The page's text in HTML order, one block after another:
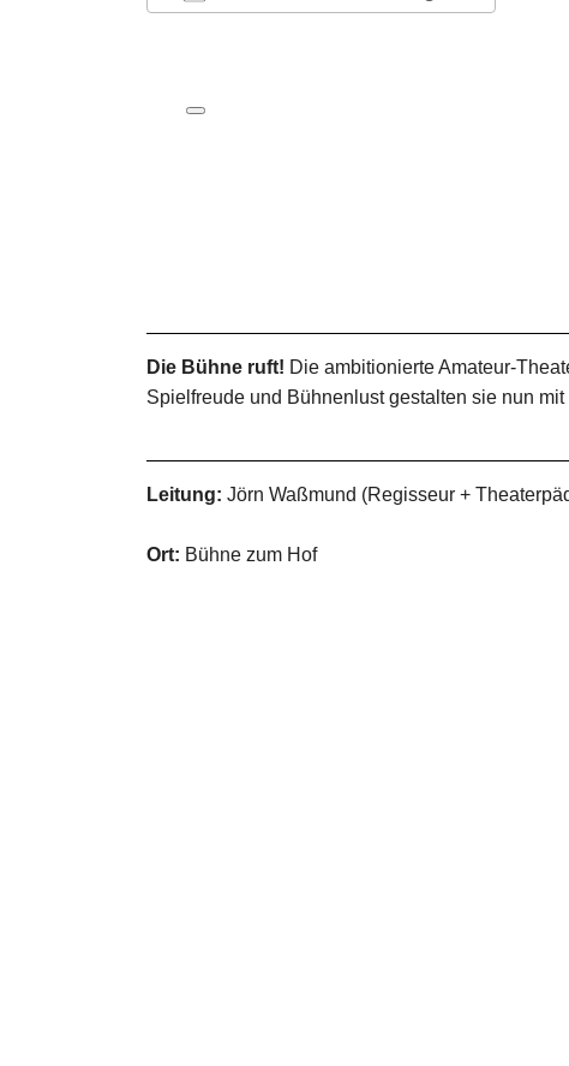
Die Bühne ruft! Die ambitionierte Amateur-
Spielfreude und Bühnenlust gestalten sie nun
Leitung: Jörn Waßmund (Regisseur +
Ort: Bühne zum Hof